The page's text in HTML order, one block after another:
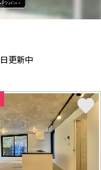
更新中